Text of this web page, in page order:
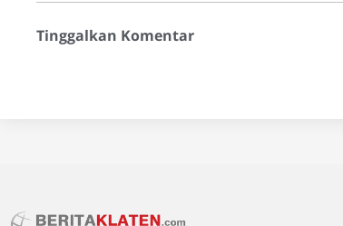
Tinggalkan Komentar